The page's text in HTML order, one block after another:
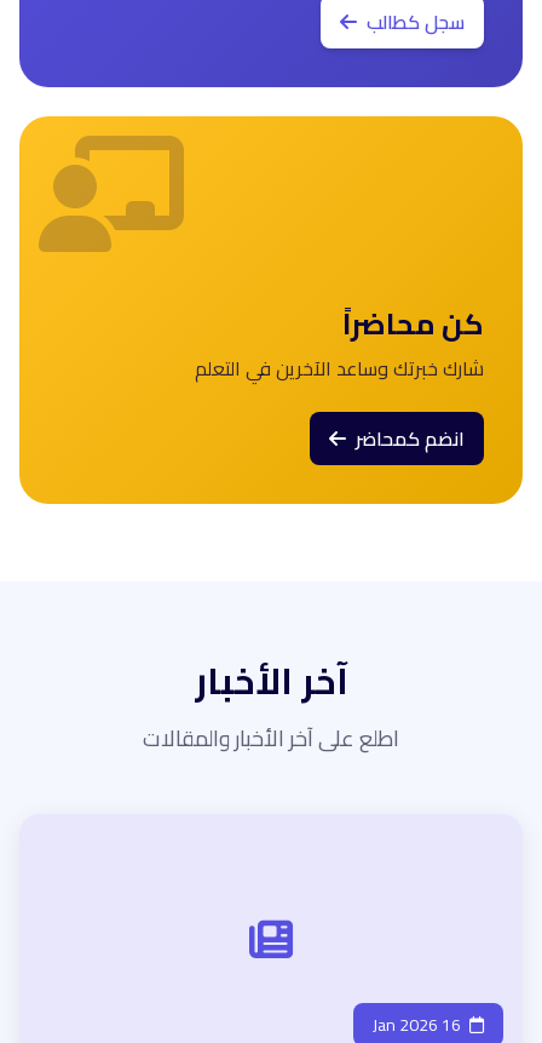
سجل كطالب
كن محاضراً
شارك خبرتك وساعد الآخرين في التعلم
انضم كمحاضر
آخر الأخبار
اطلع على آخر الأخبار والمقالات